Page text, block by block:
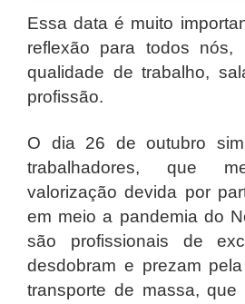
Essa data é muito
reflexão para todos
qualidade de trabalho,
profissão.
O dia 26 de outubro
trabalhadores, que
valorização devida por
em meio a pandemia do
são profissionais de
desdobram e prezam
transporte de massa, que